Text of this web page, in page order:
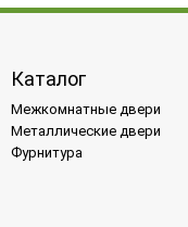
Каталог
Межкомнатные двери
Металлические двери
Фурнитура